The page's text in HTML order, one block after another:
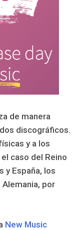
de manera
discográficos.
y a los
caso del Reino
y España, los
por
New Music